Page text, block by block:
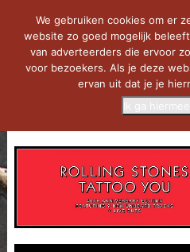
We gebruiken cookies om er
website zo goed mogelijk
van adverteerders die ervoor
voor bezoekers. Als je deze
ervan uit dat je je
Ik ga